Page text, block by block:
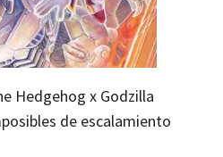
Hedgehog x Godzilla
de escalamiento